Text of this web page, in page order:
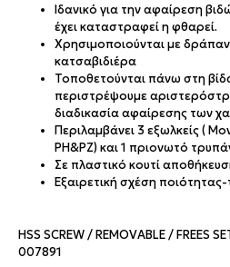
Ιδανικό για την αφαίρεση
έχει καταστραφεί η φθαρεί.
Χρησιμοποιούνται με
κατσαβιδιέρα
Τοποθετούνται πάνω στη
περιστρέψουμε
διαδικασία αφαίρεσης των
Περιλαμβάνει 3 εξωλκείς (
PH&PZ) και 1 πριονωτό
Σε πλαστικό κουτί
Εξαιρετική σχέση ποιότητας-
HSS SCREW / REMOVABLE / FREES
007891